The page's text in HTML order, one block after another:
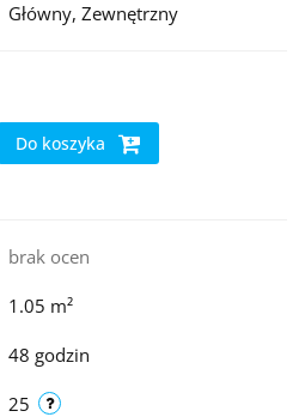
Główny, Zewnętrzny
Do koszyka
brak ocen
1.05 m²
48 godzin
25